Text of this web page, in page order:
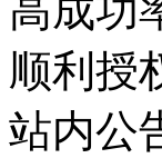
站内公